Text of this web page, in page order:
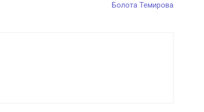
Болота Темирова